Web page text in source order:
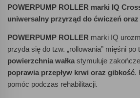
POWERPUMP ROLLER marki IQ
uniwersalny przyrząd do ćwiczeń oraz
POWERPUMP ROLLER marki IQ
przyda się do tzw. „rollowania” mięśni po
powierzchnia wałkastymuluje
poprawia przepływ krwi oraz gibkość.
pomóc podczas rehabilitacji.